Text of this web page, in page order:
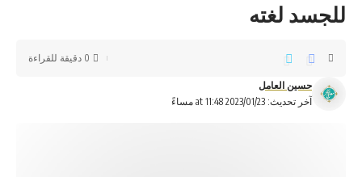
للجسد لغته
آخر تحديث: 2023/01/23 at 11:48 مساءً
حسين العامل
0 دقيقة للقراءة